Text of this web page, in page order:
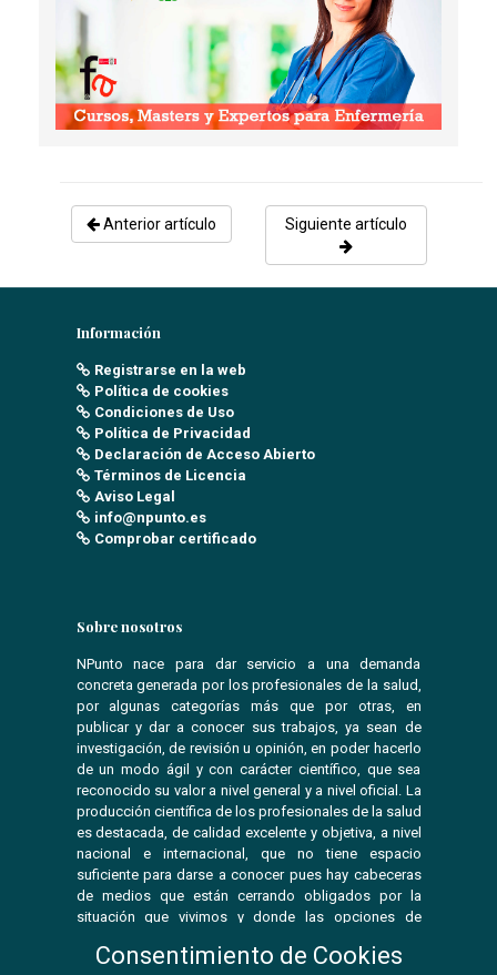
Cruz Vazquez, A
INTERVENCIONES DURANTE EL EMBARAZO Y EL
PARTO PARA LA PREVENCIÓN DEL TRAUMATISMO
PERINEAL
León Soto, M- 16/07/2021
Anterior artículo Siguiente artículo
Información
Registrarse en la web
Política de cookies
Condiciones de Uso
Política de Privacidad
Declaración de Acceso Abierto
Términos de Licencia
Aviso Legal
info@npunto.es
Comprobar certificado
Sobre nosotros
NPunto nace para dar servicio a una demanda
concreta generada por los profesionales de la salud,
por algunas categorías más que por otras, en
publicar y dar a conocer sus trabajos, ya sean de
investigación, de revisión u opinión, en poder hacerlo
de un modo ágil y con carácter científico, que sea
reconocido su valor a nivel general y a nivel oficial. La
producción científica de los profesionales de la salud
es destacada, de calidad excelente y objetiva, a nivel
nacional e internacional, que no tiene espacio
suficiente para darse a conocer pues hay cabeceras
de medios que están cerrando obligados por la
situación que vivimos y donde las opciones de
Consentimiento de Cookies